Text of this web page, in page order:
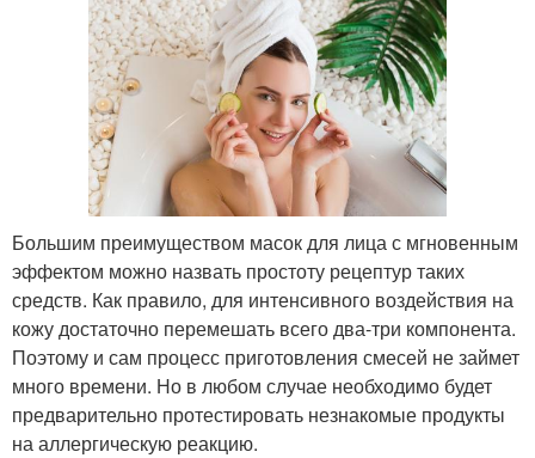
Большим преимуществом масок для лица с мгновенным
эффектом можно назвать простоту рецептур таких
средств. Как правило, для интенсивного воздействия на
кожу достаточно перемешать всего два-три компонента.
Поэтому и сам процесс приготовления смесей не займет
много времени. Но в любом случае необходимо будет
предварительно протестировать незнакомые продукты
на аллергическую реакцию.